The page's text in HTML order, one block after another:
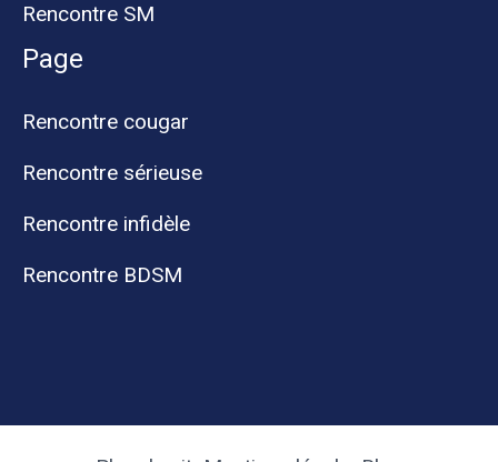
Rencontre SM
Page
Rencontre cougar
Rencontre sérieuse
Rencontre infidèle
Rencontre BDSM